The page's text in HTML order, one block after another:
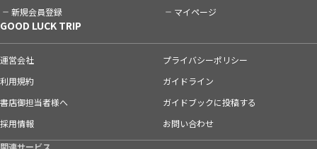
新規会員登録 マイページ
GOOD LUCK TRIP
運営会社
プライバシーポリシー
利用規約
ガイドライン
書店御担当者様へ
ガイドブックに投稿する
採用情報
お問い合わせ
関連サービス